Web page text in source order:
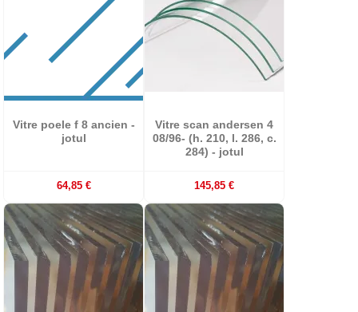
Vitre poele f 8 ancien -
jotul
64,85 €
Vitre scan andersen 4
08/96- (h. 210, l. 286, c.
284) - jotul
145,85 €